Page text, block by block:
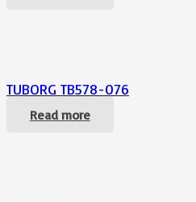
TUBORG TB578-076
Read more